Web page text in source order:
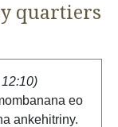
quartiers
eo
ankehitriny.